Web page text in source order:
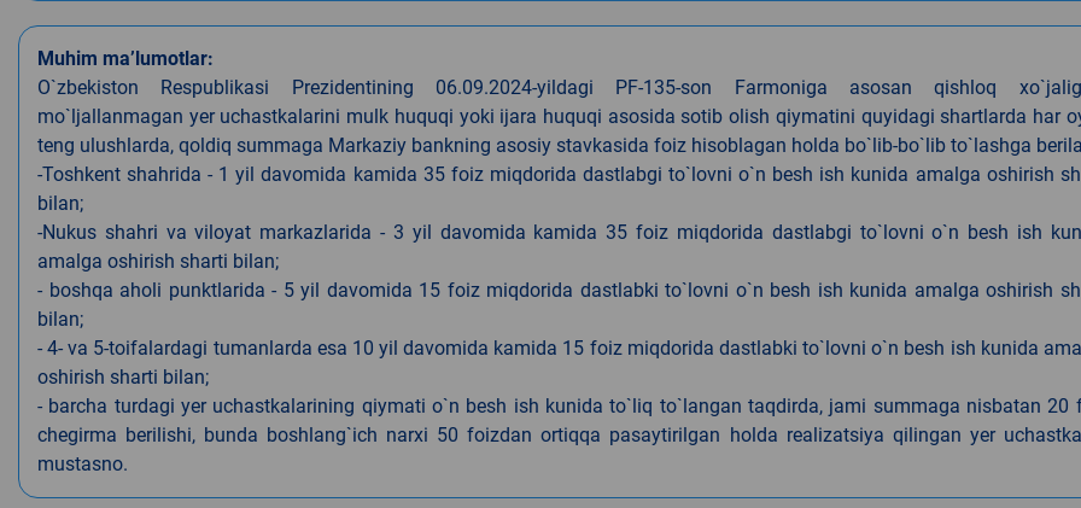
Muhim ma’lumotlar:
O`zbekiston Respublikasi Prezidentining 06.09.2024-yildagi PF-135-son Farmoniga asosan qishloq
mo`ljallanmagan yer uchastkalarini mulk huquqi yoki ijara huquqi asosida sotib olish qiymatini quyidagi shartlarda har
teng ulushlarda, qoldiq summaga Markaziy bankning asosiy stavkasida foiz hisoblagan holda bo`lib-bo`lib to`lashga
-Toshkent shahrida - 1 yil davomida kamida 35 foiz miqdorida dastlabgi to`lovni o`n besh ish kunida amalga oshirish
bilan;
-Nukus shahri va viloyat markazlarida - 3 yil davomida kamida 35 foiz miqdorida dastlabgi to`lovni o`n besh ish
amalga oshirish sharti bilan;
- boshqa aholi punktlarida - 5 yil davomida 15 foiz miqdorida dastlabki to`lovni o`n besh ish kunida amalga oshirish
bilan;
- 4- va 5-toifalardagi tumanlarda esa 10 yil davomida kamida 15 foiz miqdorida dastlabki to`lovni o`n besh ish kunida
oshirish sharti bilan;
- barcha turdagi yer uchastkalarining qiymati o`n besh ish kunida to`liq to`langan taqdirda, jami summaga nisbatan 20
chegirma berilishi, bunda boshlang`ich narxi 50 foizdan ortiqqa pasaytirilgan holda realizatsiya qilingan yer
mustasno.